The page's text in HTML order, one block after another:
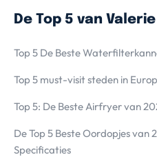
De Top 5 van Valerie
Top 5 De Beste
Top 5 must-visit steden in
Top 5: De Beste Airfryer van
De Top 5 Beste Oordopjes van
Specificaties